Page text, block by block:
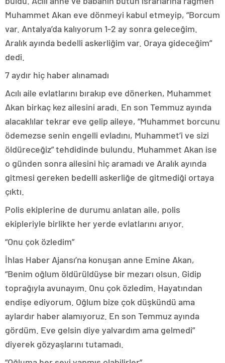
Muhammet Akan eve dönmeyi kabul etmeyip, “Borcum
var. Antalya’da kalıyorum 1-2 ay sonra geleceğim.
Aralık ayında bedelli askerliğim var. Oraya gideceğim”
dedi.
7 aydır hiç haber alınamadı
Acılı aile evlatlarını bırakıp eve dönerken, Muhammet
Akan birkaç kez ailesini aradı. En son Temmuz ayında
alacaklılar tekrar eve gelip aileye, “Muhammet borcunu
ödemezse senin engelli evladını, Muhammet’i ve sizi
öldüreceğiz” tehdidinde bulundu. Muhammet Akan ise
o günden sonra ailesini hiç aramadı ve Aralık ayında
gitmesi gereken bedelli askerliğe de gitmediği ortaya
çıktı.
Polis ekiplerine de durumu anlatan aile, polis
ekipleriyle birlikte her yerde evlatlarını arıyor.
“Onu çok özledim”
İhlas Haber Ajansı’na konuşan anne Emine Akan,
“Benim oğlum öldürüldüyse bir mezarı olsun. Gidip
toprağıyla avunayım. Onu çok özledim. Hayatından
endişe ediyorum. Oğlum bize çok düşkündü ama
aylardır haber alamıyoruz. En son Temmuz ayında
gördüm. Eve gelsin diye yalvardım ama gelmedi”
diyerek gözyaşlarını tutamadı.